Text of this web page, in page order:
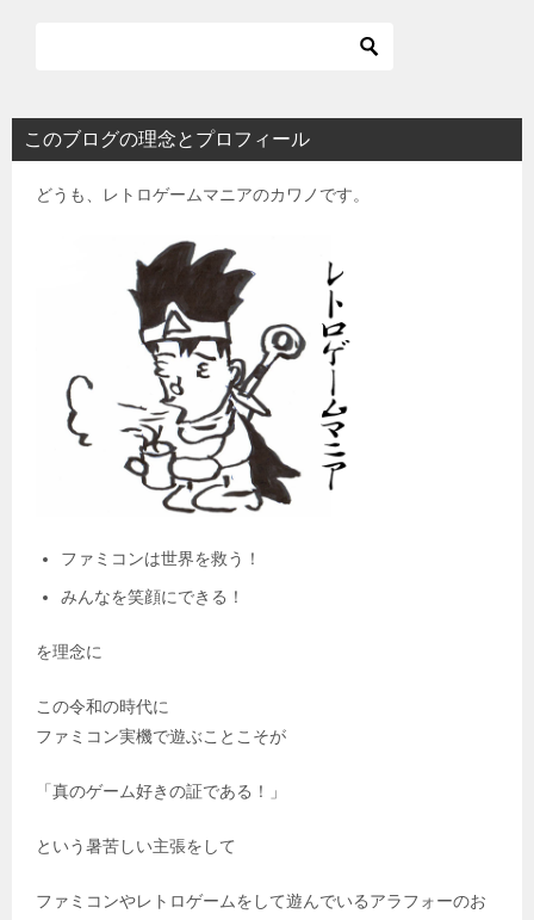
このブログの理念とプロフィール
どうも、レトロゲームマニアのカワノです。
ファミコンは世界を救う！
みんなを笑顔にできる！
を理念に
この令和の時代に
ファミコン実機で遊ぶことこそが
「真のゲーム好きの証である！」
という暑苦しい主張をして
ファミコンやレトロゲームをして遊んでいるアラフォーのお